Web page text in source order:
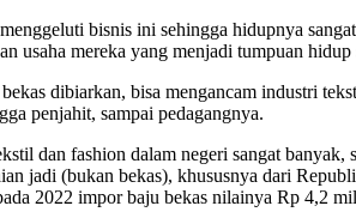
bisnis ini sehingga hidupnya
usaha mereka yang menjadi tumpuan hidup
dibiarkan, bisa mengancam industri
penjahit, sampai pedagangnya.
dan fashion dalam negeri sangat
jadi (bukan bekas), khususnya dari
2022 impor baju bekas nilainya Rp 4,2